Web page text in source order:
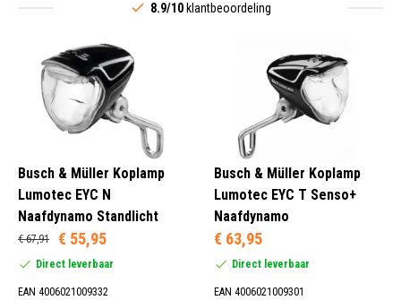
8.9/10 klantbeoordeling
Busch & Müller Koplamp
Lumotec EYC N
Naafdynamo Standlicht
€ 67,91 € 55,95
Direct leverbaar
EAN 4006021009332
Busch & Müller Koplamp
Lumotec EYC T Senso+
Naafdynamo
€ 63,95
Direct leverbaar
EAN 4006021009301